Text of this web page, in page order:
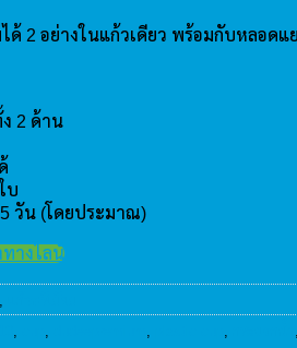
ด้ 2 อย่างในแก้วเดียว พร้อมกับหลอด
2 ด้าน
บ
วัน (โดยประมาณ)
ทางไลน์
,
, , , , ,